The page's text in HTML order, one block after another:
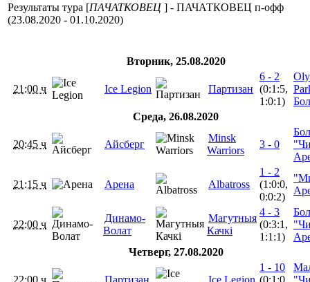
Результаты тура [ПАЧАТКОВЕЦ] - ПАЧАТКОВЕЦ п-офф
(23.08.2020 - 01.10.2020)
Вторник, 25.08.2020
21:00 ч Ice Legion Партизан
6 - 2
(0:1:5,
1:0:1)
Среда, 26.08.2020
20:45 ч Айсберг
Minsk
Warriors
3 - 0
21:15 ч Арена Albatross
1 - 2
(1:0:0,
0:0:2)
22:00 ч
Динамо-
Волат
Магутныя
Качкі
4 - 3
(0:3:1,
1:1:1)
Четверг, 27.08.2020
22:00 ч Партизан Ice Legion
1 - 10
(0:1:0,